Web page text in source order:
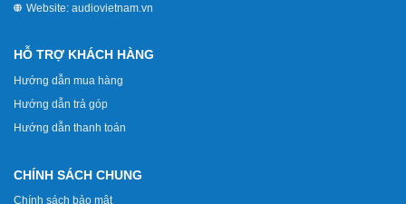
Website: audiovietnam.vn
HỖ TRỢ KHÁCH HÀNG
Hướng dẫn mua hàng
Hướng dẫn trả góp
Hướng dẫn thanh toán
CHÍNH SÁCH CHUNG
Chính sách bảo mật